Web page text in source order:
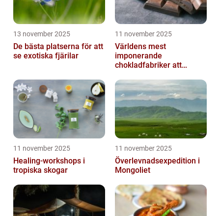
13 november 2025
De bästa platserna för att
se exotiska fjärilar
11 november 2025
Världens mest
imponerande
chokladfabriker att
11 november 2025
Healing-workshops i
tropiska skogar
11 november 2025
Överlevnadsexpedition i
Mongoliet